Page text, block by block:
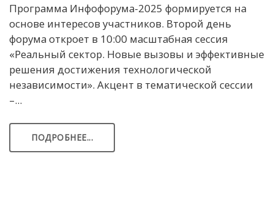
Программа Инфофорума-2025 формируется на
основе интересов участников. Второй день
форума откроет в 10:00 масштабная сессия
«Реальный сектор. Новые вызовы и эффективные
решения достижения технологической
независимости». Акцент в тематической сессии
–...
ПОДРОБНЕЕ...